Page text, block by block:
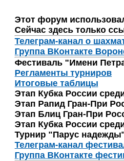
Этот форум
Сейчас здесь только
Телеграм-канал о
Группа ВКонтакте
Фестиваль "Имени
Регламенты турниров
Итоговые таблицы
Этап Кубка России
Этап Рапид Гран-При
Этап Блиц Гран-При
Этап Кубка России
Турнир "Парус
Телеграм-канал
Группа ВКонтакте